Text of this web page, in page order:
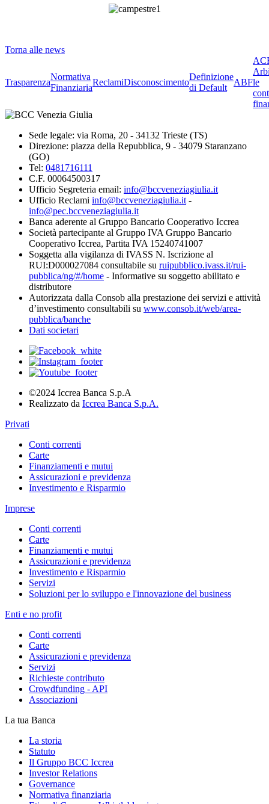
Torna alle news
Trasparenza
Normativa
Finanziaria
ReclamiDisconoscimento
Definizione
di Default
ABFle
Sede legale: via Roma, 20 - 34132 Trieste (TS)
Direzione: piazza della Repubblica, 9 - 34079 Staranzano
(GO)
Tel: 0481716111
C.F. 00064500317
Ufficio Segreteria email: info@bccveneziagiulia.it
Ufficio Reclami info@bccveneziagiulia.it -
info@pec.bccveneziagiulia.it
Banca aderente al Gruppo Bancario Cooperativo Iccrea
Società partecipante al Gruppo IVA Gruppo Bancario
Cooperativo Iccrea, Partita IVA 15240741007
Soggetta alla vigilanza di IVASS N. Iscrizione al
RUI:D000027084 consultabile su ruipubblico.ivass.it/rui-
pubblica/ng/#/home - Informative su soggetto abilitato e
distributore
Autorizzata dalla Consob alla prestazione dei servizi e attività
d’investimento consultabili su www.consob.it/web/area-
pubblica/banche
Dati societari
©2024 Iccrea Banca S.p.A
Realizzato da Iccrea Banca S.p.A.
Privati
Conti correnti
Carte
Finanziamenti e mutui
Assicurazioni e previdenza
Investimento e Risparmio
Imprese
Conti correnti
Carte
Finanziamenti e mutui
Assicurazioni e previdenza
Investimento e Risparmio
Servizi
Soluzioni per lo sviluppo e l'innovazione del business
Enti e no profit
Conti correnti
Carte
Assicurazioni e previdenza
Servizi
Richieste contributo
Crowdfunding - API
Associazioni
La tua Banca
La storia
Statuto
Il Gruppo BCC Iccrea
Investor Relations
Governance
Normativa finanziaria